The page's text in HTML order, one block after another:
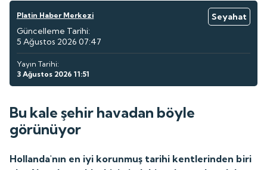
Platin Haber Merkezi
Seyahat
Güncelleme Tarihi:
5 Ağustos 2026 07:47
Yayın Tarihi:
3 Ağustos 2026 11:51
Bu kale şehir havadan böyle
görünüyor
Hollanda'nın en iyi korunmuş tarihi kentlerinden biri